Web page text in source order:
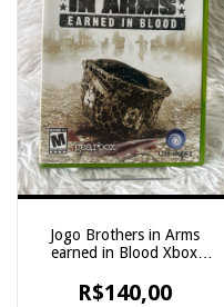
Jogo Brothers in Arms
earned in Blood Xbox
R$140,00